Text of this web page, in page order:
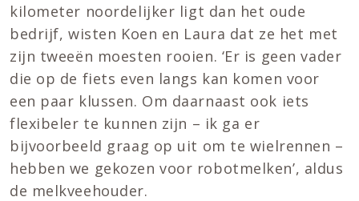
kilometer noordelijker ligt dan het oude
bedrijf, wisten Koen en Laura dat ze het met
zijn tweeën moesten rooien. ‘Er is geen vader
die op de fiets even langs kan komen voor
een paar klussen. Om daarnaast ook iets
flexibeler te kunnen zijn – ik ga er
bijvoorbeeld graag op uit om te wielrennen –
hebben we gekozen voor robotmelken’, aldus
de melkveehouder.